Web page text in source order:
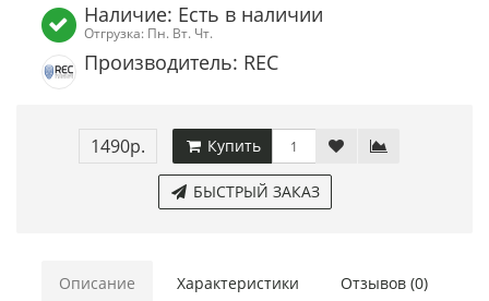
Наличие: Есть в наличии
Отгрузка: Пн. Вт. Чт.
Производитель: REC
1490р. Купить
БЫСТРЫЙ ЗАКАЗ
Описание Характеристики Отзывов (0)